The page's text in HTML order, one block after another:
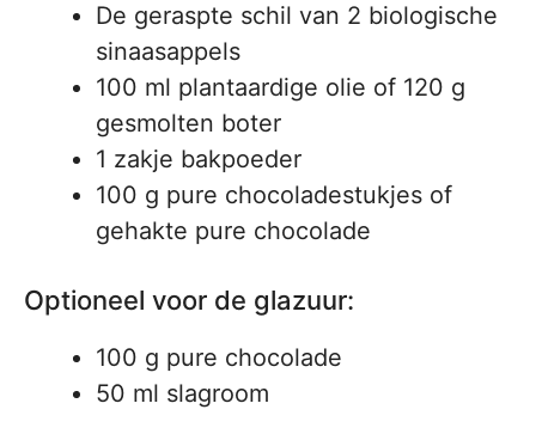
De geraspte schil van 2 biologische
sinaasappels
100 ml plantaardige olie of 120 g
gesmolten boter
1 zakje bakpoeder
100 g pure chocoladestukjes of
gehakte pure chocolade
Optioneel voor de glazuur:
100 g pure chocolade
50 ml slagroom